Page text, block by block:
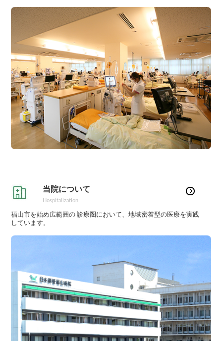
当院について
Hospitalization
福山市を始め広範囲の 診療圏において、地域密着型の医療を実践
しています。